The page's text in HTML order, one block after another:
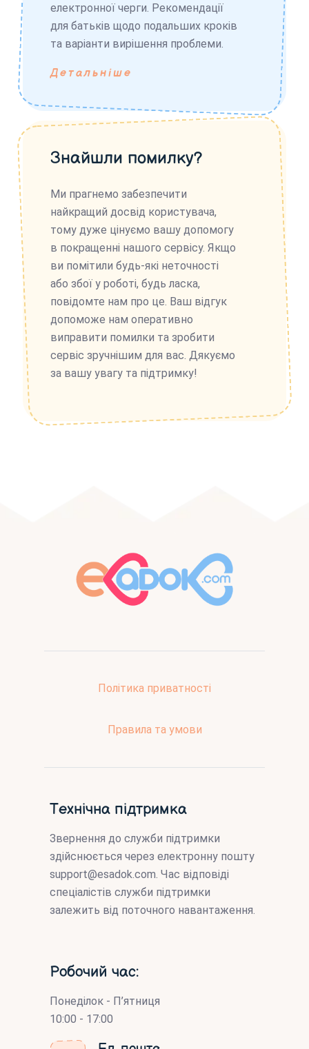
електронної черги. Рекомендації
для батьків щодо подальших кроків
та варіанти вирішення проблеми.
Детальніше
Знайшли помилку?
Ми прагнемо забезпечити
найкращий досвід користувача,
тому дуже цінуємо вашу допомогу
в покращенні нашого сервісу. Якщо
ви помітили будь-які неточності
або збої у роботі, будь ласка,
повідомте нам про це. Ваш відгук
допоможе нам оперативно
виправити помилки та зробити
сервіс зручнішим для вас. Дякуємо
за вашу увагу та підтримку!
Політика приватності
Правила та умови
Технічна підтримка
Звернення до служби підтримки
здійснюється через електронну пошту
support@esadok.com . Час відповіді
спеціалістів служби підтримки
залежить від поточного навантаження.
Робочий час:
Понеділок - П’ятниця
10:00 - 17:00